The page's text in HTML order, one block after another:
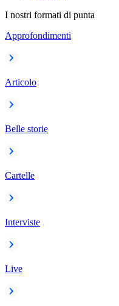
I nostri formati di punta
Approfondimenti
Articolo
Belle storie
Cartelle
Interviste
Live